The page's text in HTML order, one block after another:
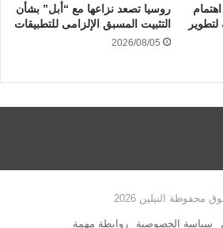
روسيا تصعد نزاعها مع “أبل” بشأن
التثبيت المسبق الإلزامى للتطبيقات
2026/08/05
محفوظة النيلين 2026
سياسة الخصوصية روابطة مهمة